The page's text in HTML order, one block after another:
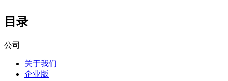
目录
公司
关于我们
企业版